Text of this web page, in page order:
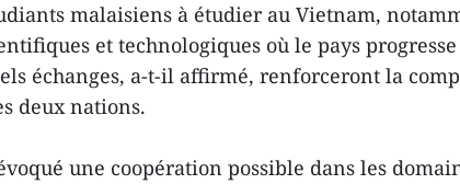
malaisiens à étudier au Vietnam,
et technologiques où le pays progresse
échanges, a-t-il affirmé, renforceront la
deux nations.
une coopération possible dans les